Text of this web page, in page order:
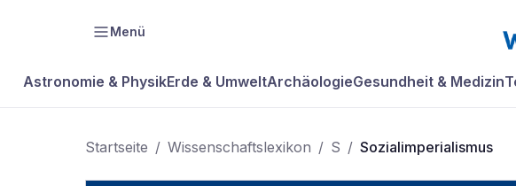
Menü
Astronomie & PhysikErde & UmweltArchäologieGesundheit & Medizin
Startseite / Wissenschaftslexikon / S / Sozialimperialismus